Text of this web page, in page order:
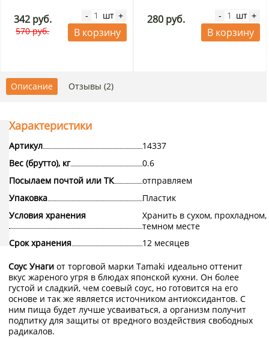
342 руб.
570 руб.
- шт +
В корзину
280 руб. - шт +
В корзину
Описание Отзывы (2)
Характеристики
Артикул
14337
Вес (брутто), кг
0.6
Посылаем почтой или ТК
отправляем
Упаковка
Пластик
Условия хранения
Хранить в сухом, прохладном,
темном месте
Срок хранения
12 месяцев
Соус Унаги от торговой марки Tamaki идеально оттенит
вкус жареного угря в блюдах японской кухни. Он более
густой и сладкий, чем соевый соус, но готовится на его
основе и так же является источником антиоксидантов. С
ним пища будет лучше усваиваться, а организм получит
подпитку для защиты от вредного воздействия свободных
радикалов.